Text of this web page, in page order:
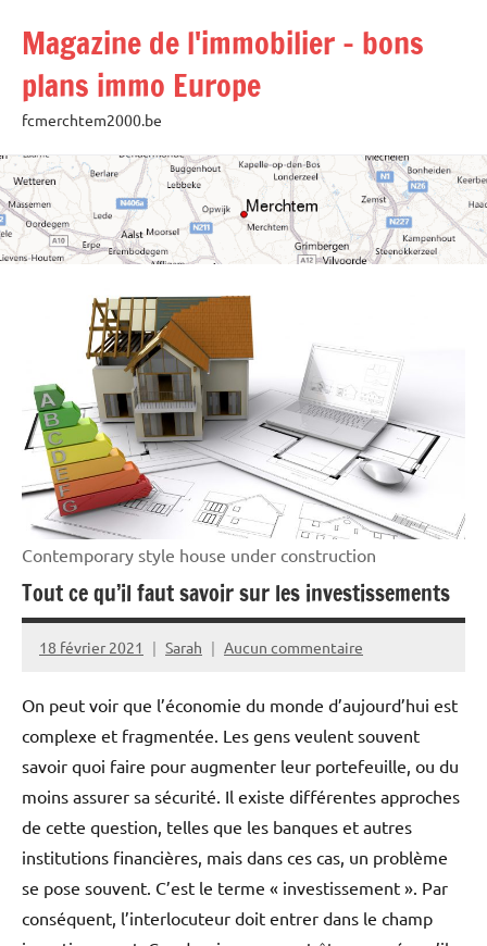
contenu
Magazine de l'immobilier – bons
plans immo Europe
fcmerchtem2000.be
Contemporary style house under construction
Tout ce qu’il faut savoir sur les investissements
18 février 2021 Sarah Aucun commentaire
On peut voir que l’économie du monde d’aujourd’hui est
complexe et fragmentée. Les gens veulent souvent
savoir quoi faire pour augmenter leur portefeuille, ou du
moins assurer sa sécurité. Il existe différentes approches
de cette question, telles que les banques et autres
institutions financières, mais dans ces cas, un problème
se pose souvent. C’est le terme « investissement ». Par
conséquent, l’interlocuteur doit entrer dans le champ